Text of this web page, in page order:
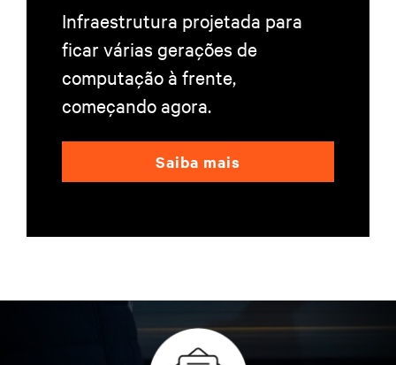
Infraestrutura projetada para
ficar várias gerações de
computação à frente,
começando agora.
Saiba mais